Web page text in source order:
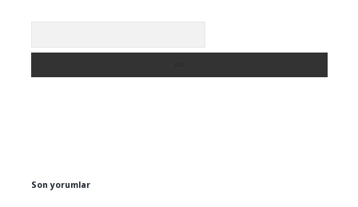
Son yorumlar